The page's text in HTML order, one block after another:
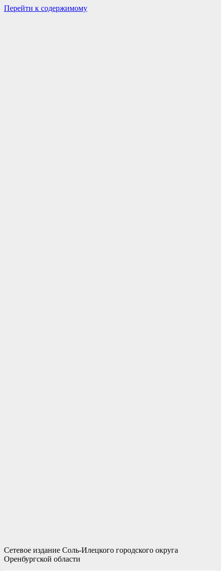
Перейти к содержимому
Сетевое издание Соль-Илецкого городского округа
Оренбургской области